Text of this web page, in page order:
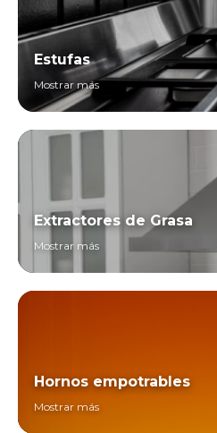
Estufas
Mostrar más
Extractores de Grasa
Mostrar más
Hornos empotrables
Mostrar más